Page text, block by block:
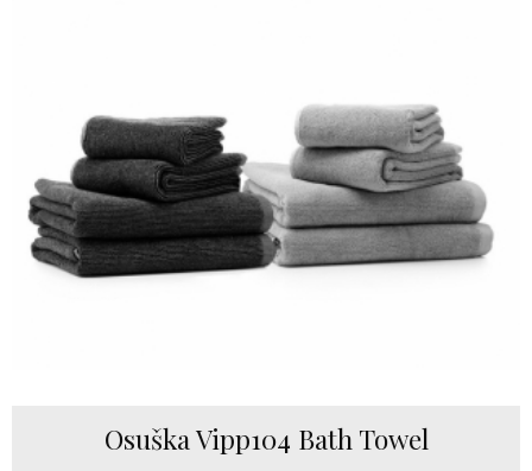
Osuška Vipp104 Bath Towel